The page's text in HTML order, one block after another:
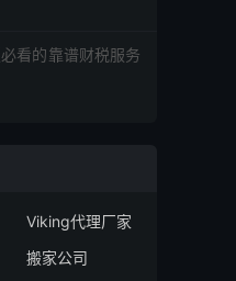
看的靠谱财税服务
Viking代理厂家
搬家公司